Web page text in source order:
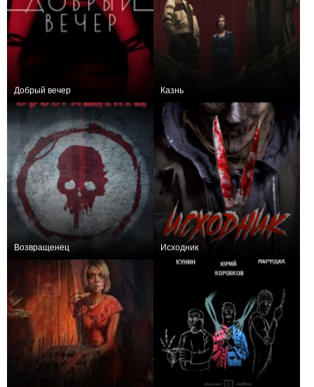
Добрый вечер Казнь
Возвращенец Исходник